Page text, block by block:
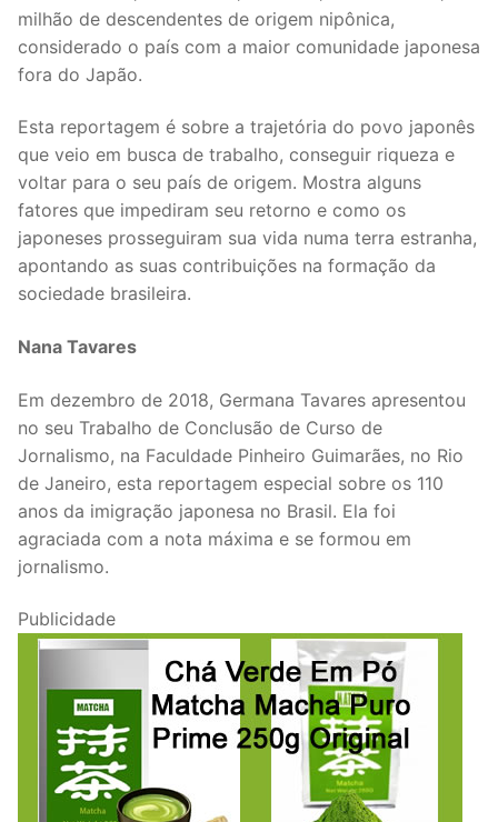
milhão de descendentes de origem nipônica,
considerado o país com a maior comunidade japonesa
fora do Japão.
Esta reportagem é sobre a trajetória do povo japonês
que veio em busca de trabalho, conseguir riqueza e
voltar para o seu país de origem. Mostra alguns
fatores que impediram seu retorno e como os
japoneses prosseguiram sua vida numa terra estranha,
apontando as suas contribuições na formação da
sociedade brasileira.
Nana Tavares
Em dezembro de 2018, Germana Tavares apresentou
no seu Trabalho de Conclusão de Curso de
Jornalismo, na Faculdade Pinheiro Guimarães, no Rio
de Janeiro, esta reportagem especial sobre os 110
anos da imigração japonesa no Brasil. Ela foi
agraciada com a nota máxima e se formou em
jornalismo.
Publicidade